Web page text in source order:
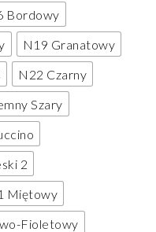
Bordowy
N19 Granatowy
N22 Czarny
Szary
2
Miętowy
Fioletowy